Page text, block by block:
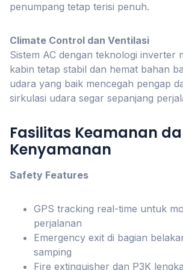
penumpang tetap terisi penuh.
Climate Control dan Ventilasi
Sistem AC dengan teknologi inverter
kabin tetap stabil dan hemat bahan
udara yang baik mencegah pengap
sirkulasi udara segar sepanjang
Fasilitas Keamanan
Kenyamanan
Safety Features
GPS tracking real-time untuk
perjalanan
Emergency exit di bagian
samping
Fire extinguisher dan P3K